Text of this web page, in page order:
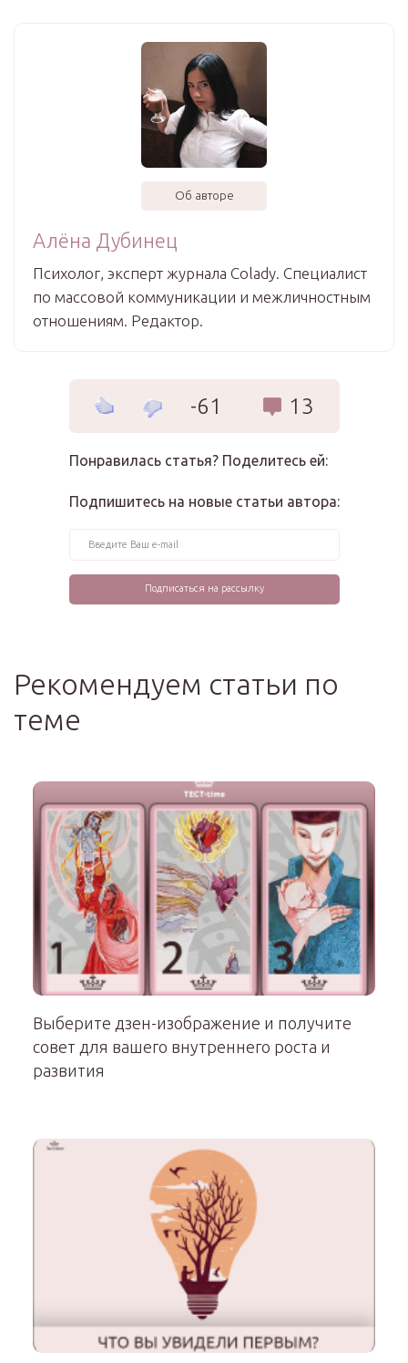
Об авторе
Алёна Дубинец
Психолог, эксперт журнала Colady. Специалист
по массовой коммуникации и межличностным
отношениям. Редактор.
-61 13
Понравилась статья? Поделитесь ей:
Подпишитесь на новые статьи автора:
Рекомендуем статьи по
теме
Выберите дзен-изображение и получите
совет для вашего внутреннего роста и
развития